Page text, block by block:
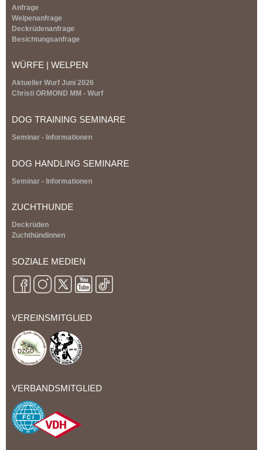
k
i
s
e
e
r
n
)
Anfrage
Welpenanfrage
Deckrüdenanfrage
Besichtungsanfrage
WÜRFE | WELPEN
Aktueller Wurf Juni 2026
Christi ORMOND MM - Wurf
DOG TRAINING SEMINARE
Seminar - Informationen
DOG HANDLING SEMINARE
Seminar - Informationen
ZUCHTHUNDE
Deckrüden
Zuchthündinnen
SOZIALE MEDIEN
VEREINSMITGLIED
VERBANDSMITGLIED